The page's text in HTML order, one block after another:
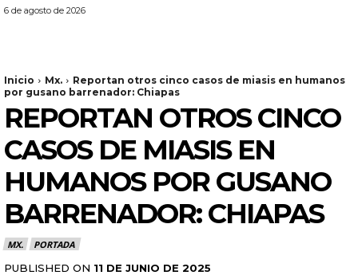
6 de agosto de 2026